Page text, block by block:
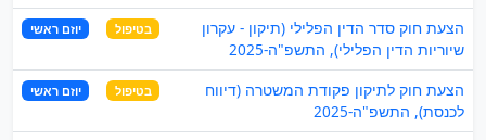
הצעת חוק סדר הדין הפלילי (תיקון - עקרון
שיוריות הדין הפלילי), התשפ"ה-2025
בטיפול יוזם ראשי
הצעת חוק לתיקון פקודת המשטרה (דיווח
לכנסת), התשפ"ה-2025
בטיפול יוזם ראשי